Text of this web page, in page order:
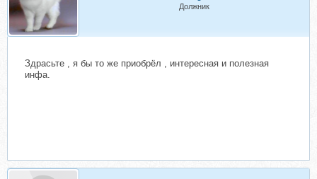
Должник
Здрасьте , я бы то же приобрёл , интересная и полезная
инфа.